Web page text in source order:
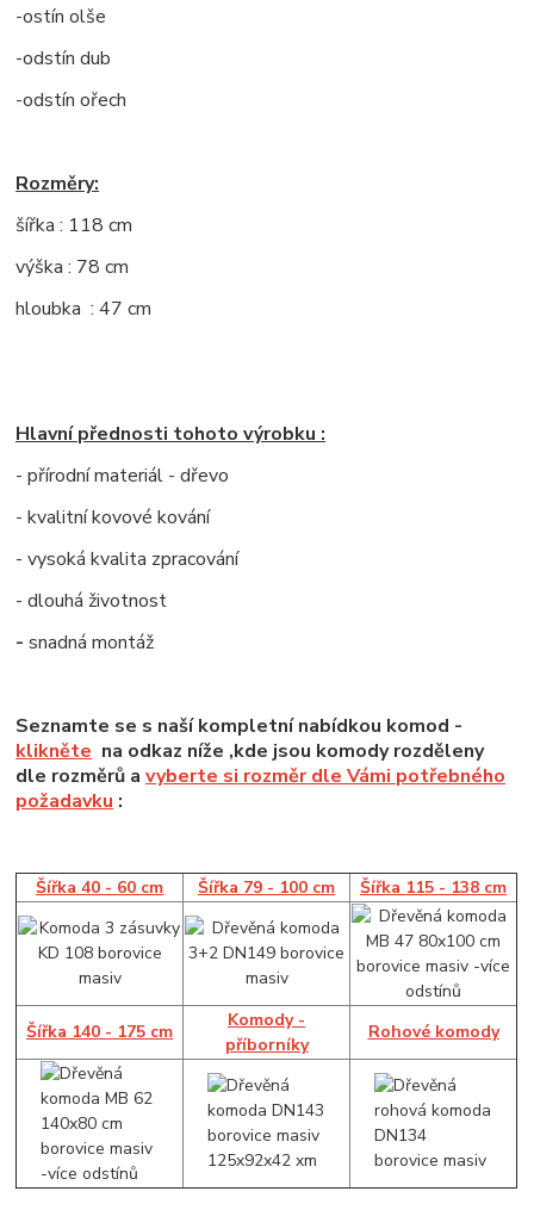
-ostín olše
-odstín dub
-odstín ořech
Rozměry:
šířka : 118 cm
výška : 78 cm
hloubka : 47 cm
Hlavní přednosti tohoto výrobku :
- přírodní materiál - dřevo
- kvalitní kovové kování
- vysoká kvalita zpracování
- dlouhá životnost
-snadná montáž
Seznamte se s naší kompletní nabídkou komod -
klikněte na odkaz níže ,kde jsou komody rozděleny
dle rozměrů avyberte si rozměr dle Vámi potřebného
požadavku :
Šířka 40 - 60 cm Šířka 79 - 100 cm Šířka 115 - 138 cm
Šířka 140 - 175 cm
Komody -
příborníky
Rohové komody